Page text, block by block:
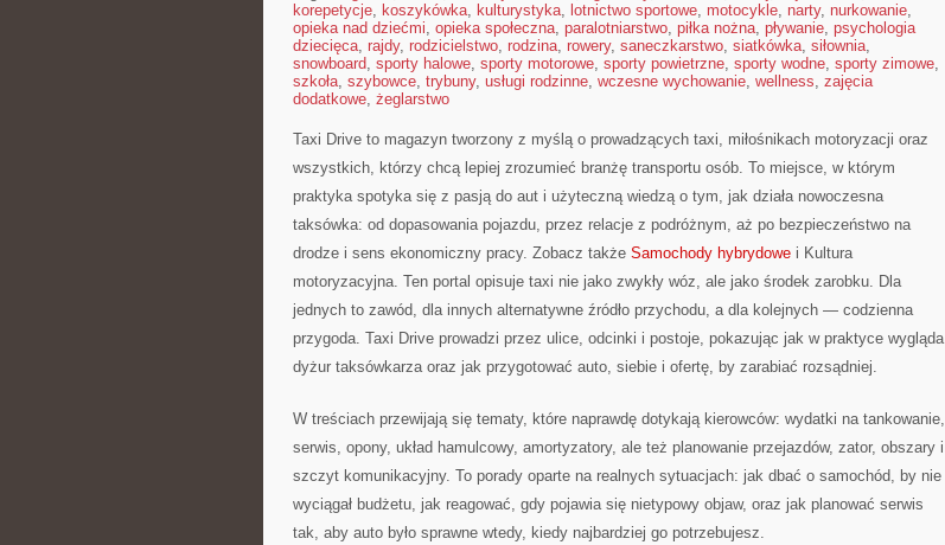
korepetycje, koszykówka, kulturystyka, lotnictwo sportowe, motocykle, narty, nurkowanie,
opieka nad dziećmi, opieka społeczna, paralotniarstwo, piłka nożna, pływanie, psychologia
dziecięca, rajdy, rodzicielstwo, rodzina, rowery, saneczkarstwo, siatkówka, siłownia,
snowboard, sporty halowe, sporty motorowe, sporty powietrzne, sporty wodne, sporty zimowe,
szkoła, szybowce, trybuny, usługi rodzinne, wczesne wychowanie, wellness, zajęcia
dodatkowe, żeglarstwo
Taxi Drive to magazyn tworzony z myślą o prowadzących taxi, miłośnikach motoryzacji oraz
wszystkich, którzy chcą lepiej zrozumieć branżę transportu osób. To miejsce, w którym
praktyka spotyka się z pasją do aut i użyteczną wiedzą o tym, jak działa nowoczesna
taksówka: od dopasowania pojazdu, przez relacje z podróżnym, aż po bezpieczeństwo na
drodze i sens ekonomiczny pracy. Zobacz także Samochody hybrydowe i Kultura
motoryzacyjna. Ten portal opisuje taxi nie jako zwykły wóz, ale jako środek zarobku. Dla
jednych to zawód, dla innych alternatywne źródło przychodu, a dla kolejnych — codzienna
przygoda. Taxi Drive prowadzi przez ulice, odcinki i postoje, pokazując jak w praktyce wygląda
dyżur taksówkarza oraz jak przygotować auto, siebie i ofertę, by zarabiać rozsądniej.
W treściach przewijają się tematy, które naprawdę dotykają kierowców: wydatki na tankowanie,
serwis, opony, układ hamulcowy, amortyzatory, ale też planowanie przejazdów, zator, obszary i
szczyt komunikacyjny. To porady oparte na realnych sytuacjach: jak dbać o samochód, by nie
wyciągał budżetu, jak reagować, gdy pojawia się nietypowy objaw, oraz jak planować serwis
tak, aby auto było sprawne wtedy, kiedy najbardziej go potrzebujesz.